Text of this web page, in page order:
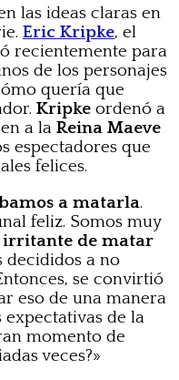
las ideas claras en
Eric Kripke, el
recientemente para
de los personajes
quería que
Kripke ordenó a
a la Reina Maeve
espectadores que
felices.
a matarla.
feliz. Somos muy
irritante de matar
decididos a no
se convirtió
eso de una manera
de la
momento de
veces?»